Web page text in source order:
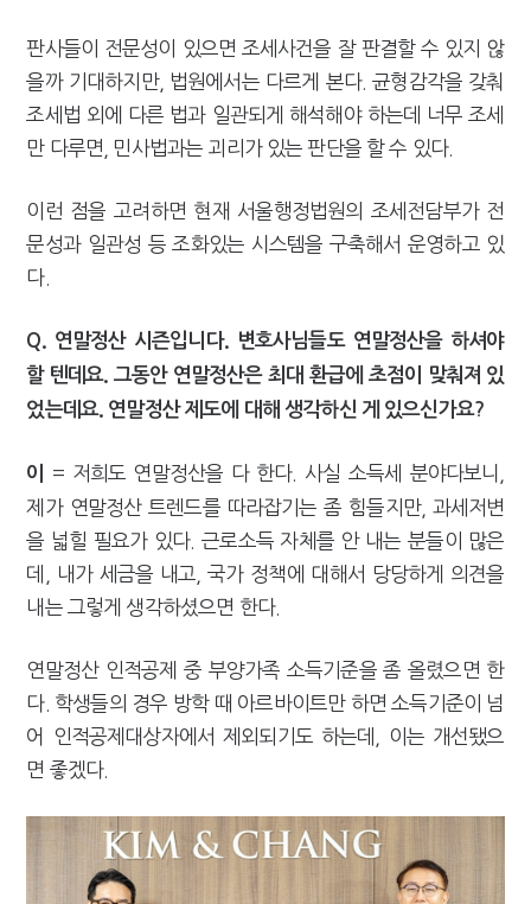
판사들이 전문성이 있으면 조세사건을 잘 판결할 수 있지 않
을까 기대하지만, 법원에서는 다르게 본다. 균형감각을 갖춰
조세법 외에 다른 법과 일관되게 해석해야 하는데 너무 조세
만 다루면, 민사법과는 괴리가 있는 판단을 할 수 있다.
이런 점을 고려하면 현재 서울행정법원의 조세전담부가 전
문성과 일관성 등 조화있는 시스템을 구축해서 운영하고 있
다.
Q. 연말정산 시즌입니다. 변호사님들도 연말정산을 하셔야
할 텐데요. 그동안 연말정산은 최대 환급에 초점이 맞춰져 있
었는데요. 연말정산 제도에 대해 생각하신 게 있으신가요?
이
= 저희도 연말정산을 다 한다. 사실 소득세 분야다보니,
제가 연말정산 트렌드를 따라잡기는 좀 힘들지만, 과세저변
을 넓힐 필요가 있다. 근로소득 자체를 안 내는 분들이 많은
데, 내가 세금을 내고, 국가 정책에 대해서 당당하게 의견을
내는 그렇게 생각하셨으면 한다.
연말정산 인적공제 중 부양가족 소득기준을 좀 올렸으면 한
다. 학생들의 경우 방학 때 아르바이트만 하면 소득기준이 넘
어 인적공제대상자에서 제외되기도 하는데, 이는 개선됐으
면 좋겠다.